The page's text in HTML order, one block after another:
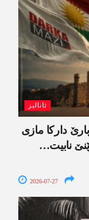
ئانالیز
دارکا مازی
نابیت…
2026-07-27